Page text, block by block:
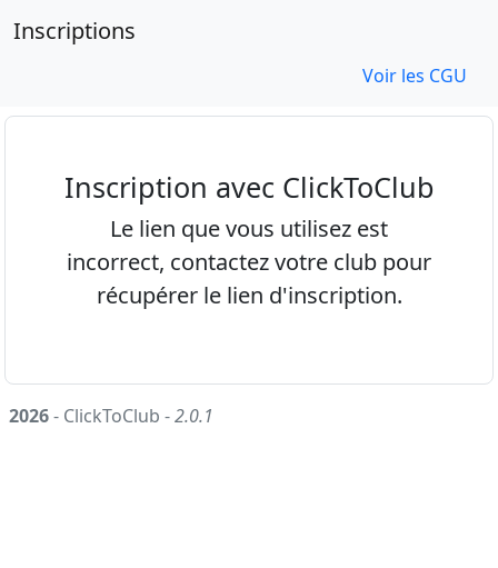
Inscriptions
Voir les CGU
Inscription avec ClickToClub
Le lien que vous utilisez est
incorrect, contactez votre club pour
récupérer le lien d'inscription.
2026- ClickToClub -2.0.1